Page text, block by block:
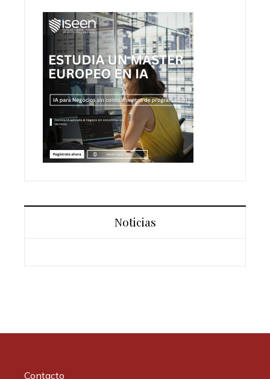
Noticias
Contacto